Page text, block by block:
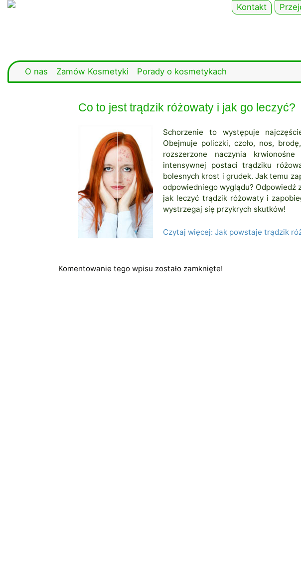
Kontakt
O nas Zamów Kosmetyki Porady o kosmetykach
Co to jest trądzik różowaty i jak go leczyć?
Schorzenie to występuje
Obejmuje policzki, czoło, nos,
rozszerzone naczynia
intensywnej postaci trądziku
bolesnych krost i grudek. Jak temu
odpowiedniego wyglądu?
jak leczyć trądzik różowaty i
wystrzegaj się przykrych skutków!
Czytaj więcej: Jak powstaje trądzik
Komentowanie tego wpisu zostało zamknięte!